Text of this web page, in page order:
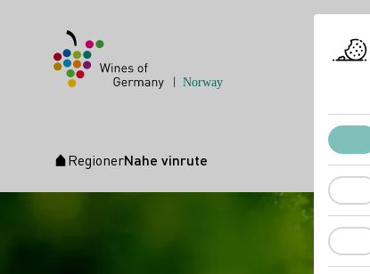
Startside
RegionerNahe vinrute